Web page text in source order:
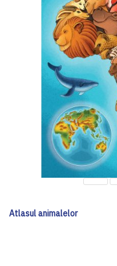
Atlasul animalelor